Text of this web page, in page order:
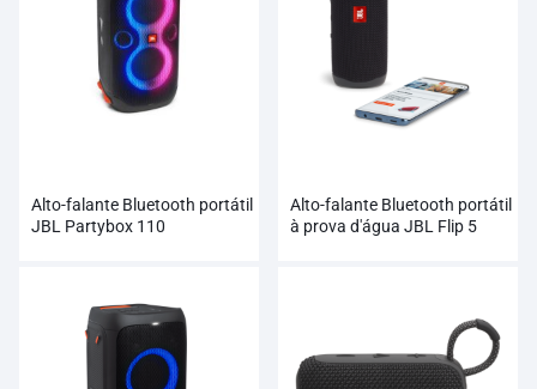
Alto-falante Bluetooth portátil
JBL Partybox 110
Alto-falante Bluetooth portátil
à prova d'água JBL Flip 5